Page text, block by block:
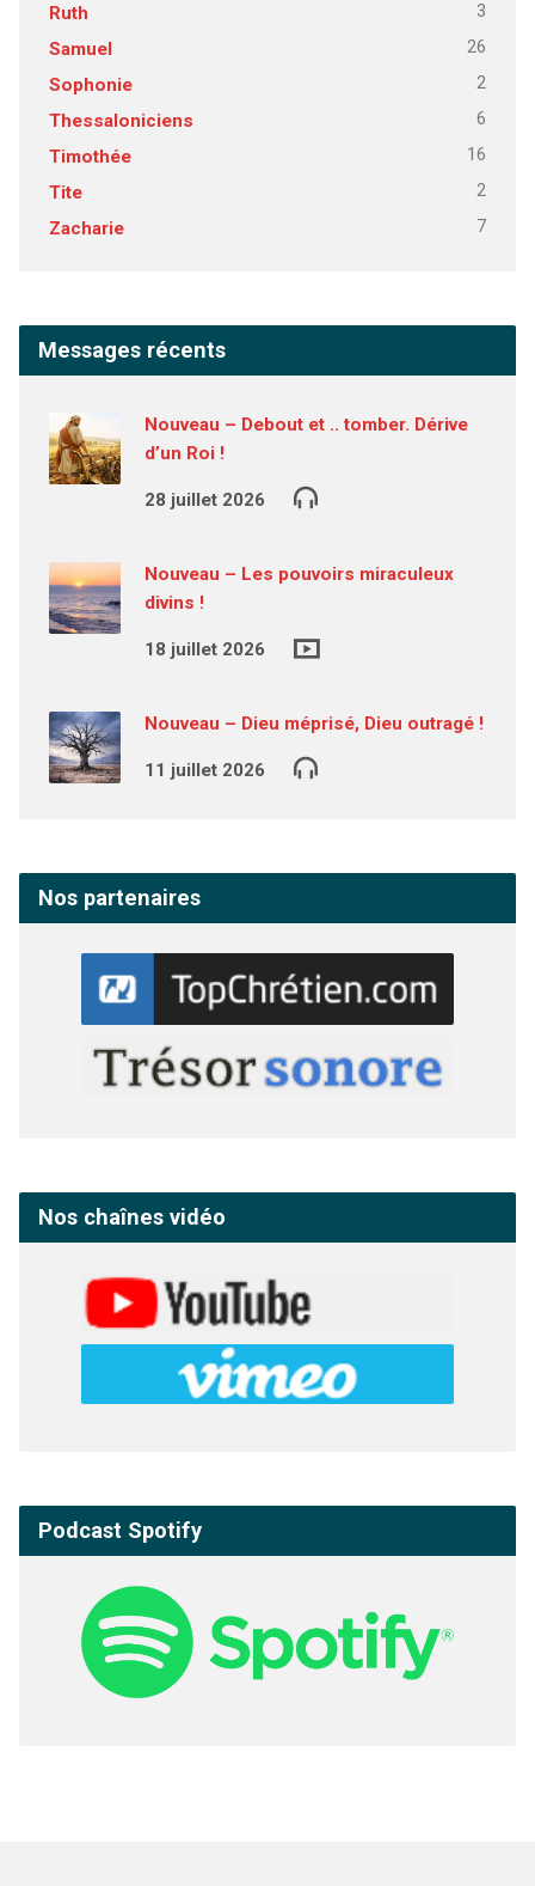
Ruth 3
Samuel 26
Sophonie 2
Thessaloniciens 6
Timothée 16
Tite 2
Zacharie 7
Messages récents
Nouveau – Debout et .. tomber. Dérive
d’un Roi !
28 juillet 2026
Nouveau – Les pouvoirs miraculeux
divins !
18 juillet 2026
Nouveau – Dieu méprisé, Dieu outragé !
11 juillet 2026
Nos partenaires
Nos chaînes vidéo
Podcast Spotify